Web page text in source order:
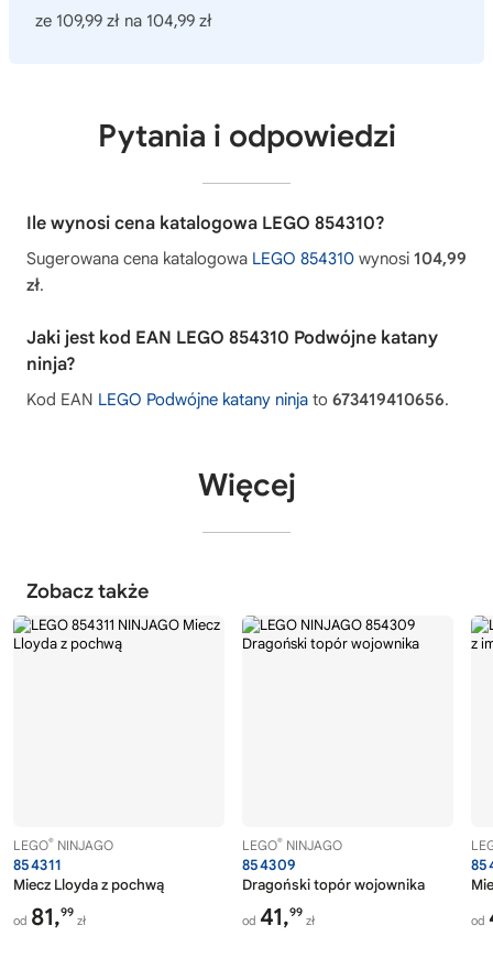
ze 109,99 zł na 104,99 zł
Pytania i odpowiedzi
Ile wynosi cena katalogowa LEGO 854310?
Sugerowana cena katalogowa LEGO 854310 wynosi 104,99
zł.
Jaki jest kod EAN LEGO 854310 Podwójne katany
ninja?
Kod EAN LEGO Podwójne katany ninja to 673419410656.
Więcej
Zobacz także
LEGO® NINJAGO
854311
Miecz Lloyda z pochwą
od 81,99
zł
LEGO® NINJAGO
854309
Dragoński topór wojownika
od 41,99
zł od